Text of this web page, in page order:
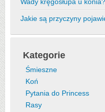
Jakie są przyczyny
Kategorie
Śmieszne
Koń
Pytania do Princess
Rasy